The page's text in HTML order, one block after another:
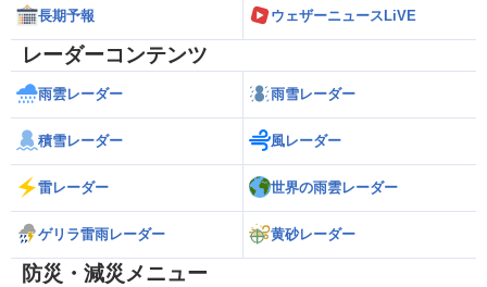
長期予報 ウェザーニュースLiVE
レーダーコンテンツ
雨雲レーダー 雨雪レーダー
積雪レーダー 風レーダー
雷レーダー 世界の雨雲レーダー
ゲリラ雷雨レーダー 黄砂レーダー
防災・減災メニュー